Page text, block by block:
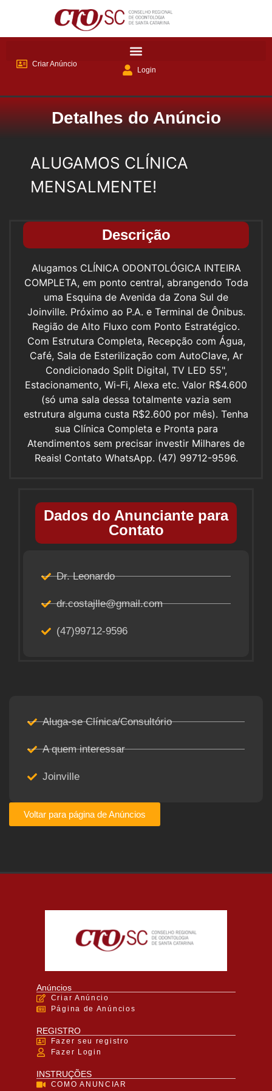
Criar Anúncio
Login
Detalhes do Anúncio
ALUGAMOS CLÍNICA
MENSALMENTE!
Descrição
Alugamos CLÍNICA ODONTOLÓGICA INTEIRA
COMPLETA, em ponto central, abrangendo Toda
uma Esquina de Avenida da Zona Sul de
Joinville. Próximo ao P.A. e Terminal de Ônibus.
Região de Alto Fluxo com Ponto Estratégico.
Com Estrutura Completa, Recepção com Água,
Café, Sala de Esterilização com AutoClave, Ar
Condicionado Split Digital, TV LED 55",
Estacionamento, Wi-Fi, Alexa etc. Valor R$4.600
(só uma sala dessa totalmente vazia sem
estrutura alguma custa R$2.600 por mês). Tenha
sua Clínica Completa e Pronta para
Atendimentos sem precisar investir Milhares de
Reais! Contato WhatsApp. (47) 99712-9596.
Dados do Anunciante para
Contato
Dr. Leonardo
dr.costajlle@gmail.com
(47)99712-9596
Aluga-se Clínica/Consultório
A quem interessar
Joinville
Voltar para página de Anúncios
Anúncios
Criar Anúncio
Página de Anúncios
REGISTRO
Fazer seu registro
Fazer Login
INSTRUÇÕES
COMO ANUNCIAR